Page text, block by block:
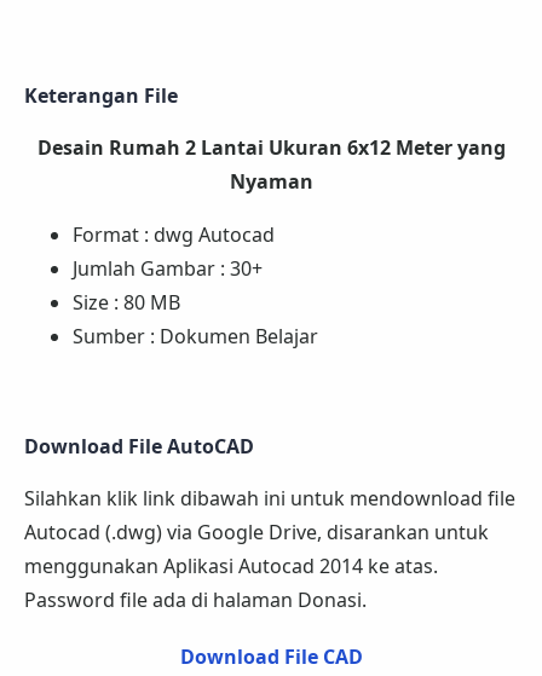
Keterangan File
Desain Rumah 2 Lantai Ukuran 6x12 Meter yang
Nyaman
Format : dwg Autocad
Jumlah Gambar : 30+
Size : 80 MB
Sumber : Dokumen Belajar
Download File AutoCAD
Silahkan klik link dibawah ini untuk mendownload file
Autocad (.dwg) via Google Drive, disarankan untuk
menggunakan Aplikasi Autocad 2014 ke atas.
Password file ada di halaman Donasi.
Download File CAD